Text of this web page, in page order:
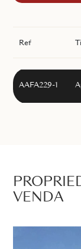
Ref
AAFA229-1
VENDA